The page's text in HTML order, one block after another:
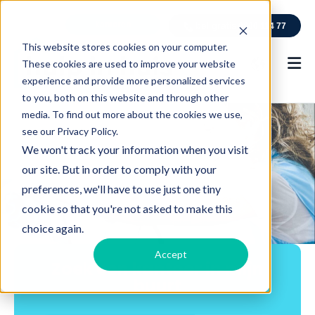
This website stores cookies on your computer.
These cookies are used to improve your website
experience and provide more personalized services
to you, both on this website and through other
media. To find out more about the cookies we use,
see our Privacy Policy.
We won't track your information when you visit
our site. But in order to comply with your
preferences, we'll have to use just one tiny
cookie so that you're not asked to make this
choice again.
Accept
0800 114 77
Zoek een kantoor in mijn
buurt